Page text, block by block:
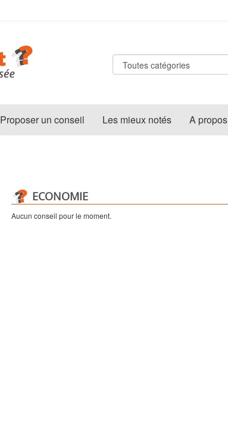
Proposer un conseil Les mieux notés A propos
ECONOMIE
Aucun conseil pour le moment.